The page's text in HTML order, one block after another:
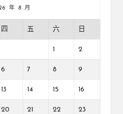
年 8 月
四 五 六 日
2
6 7 8 9
13 14 15 16
20 21 22 23